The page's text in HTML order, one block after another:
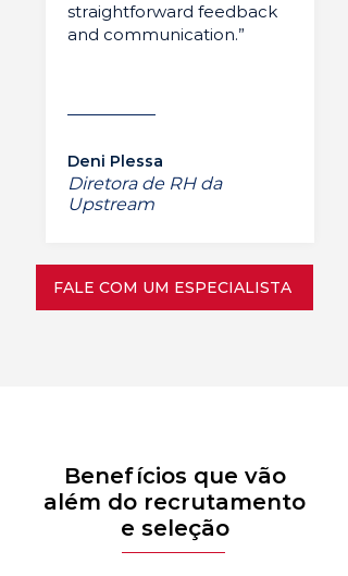
straightforward feedback
and communication.”
Deni Plessa
Diretora de RH da
Upstream
FALE COM UM ESPECIALISTA
Benefícios que vão
além do recrutamento
e seleção